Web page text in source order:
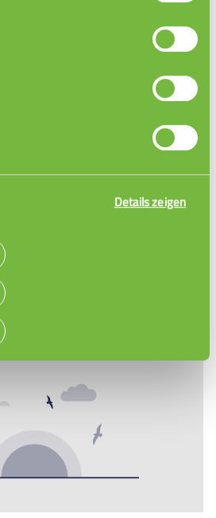
Details zeigen